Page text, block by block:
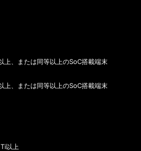
、または同等以上のSoC搭載端末
、または同等以上のSoC搭載端末
以上